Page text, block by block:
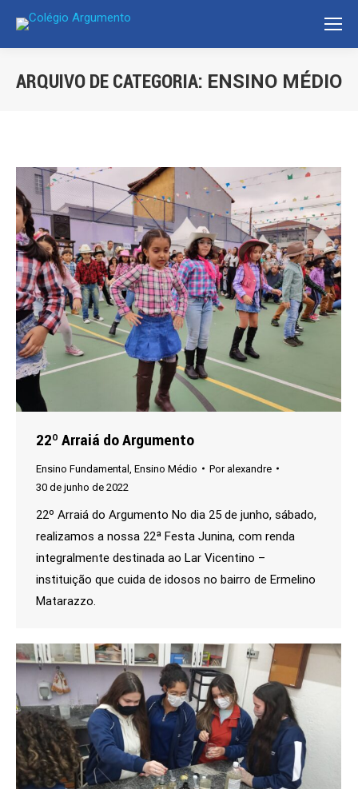
ARQUIVO DE CATEGORIA: ENSINO MÉDIO
22º Arraiá do Argumento
Ensino Fundamental Ensino Médio Poralexandre
30 de junho de 2022
22º Arraiá do Argumento No dia 25 de junho, sábado,
realizamos a nossa 22ª Festa Junina, com renda
integralmente destinada ao Lar Vicentino –
instituição que cuida de idosos no bairro de Ermelino
Matarazzo.